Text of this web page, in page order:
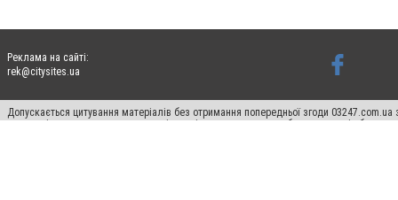
Реклама на сайті:
rek@citysites.ua
Допускається цитування матеріалів без отримання попередньої згоди
систем гіперпосилання на цитовані статті не нижче другого абзацу в тексті або в